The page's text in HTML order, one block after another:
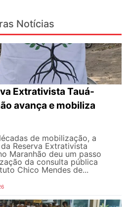
Notícias
Extrativista Tauá-
avança e mobiliza
de mobilização, a
Reserva Extrativista
Maranhão deu um passo
da consulta pública
Chico Mendes de...